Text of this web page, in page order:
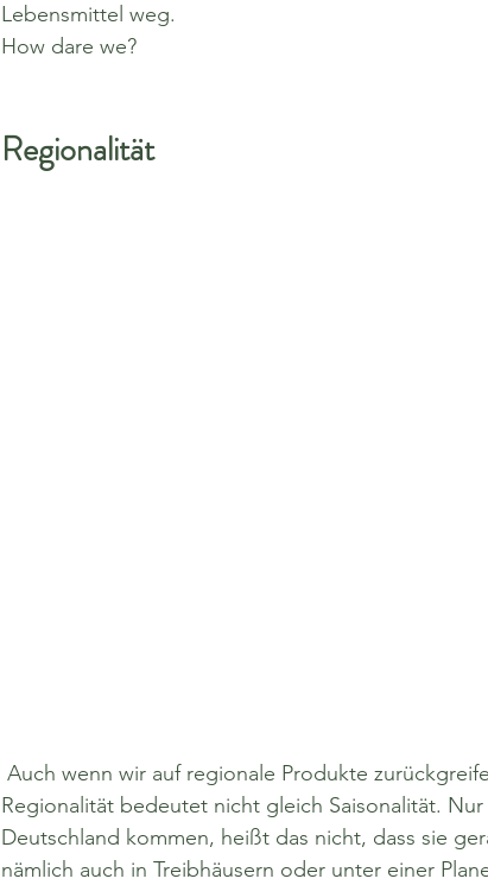
Lebensmittel weg.
How dare we?
Regionalität
Regionalität bedeutet nicht gleich Saisonalität.
Deutschland kommen, heißt das nicht, dass sie
nämlich auch in Treibhäusern oder unter einer